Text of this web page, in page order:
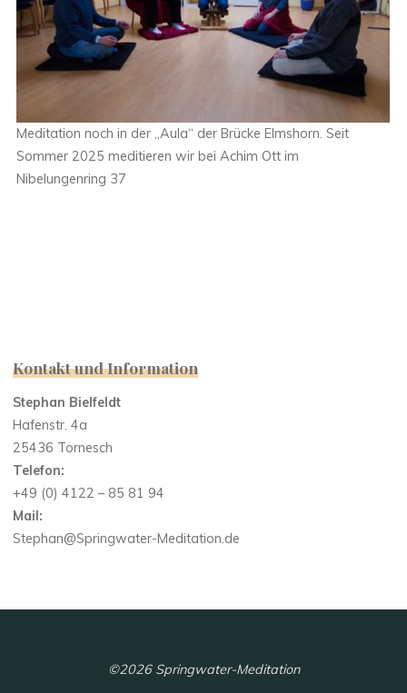
Meditation noch in der „Aula“ der Brücke Elmshorn. Seit
Sommer 2025 meditieren wir bei Achim Ott im
Nibelungenring 37
Kontakt und Information
Stephan Bielfeldt
Hafenstr. 4a
25436 Tornesch
Telefon:
+49 (0) 4122 – 85 81 94
Mail:
Stephan@Springwater-Meditation.de
©2026 Springwater-Meditation